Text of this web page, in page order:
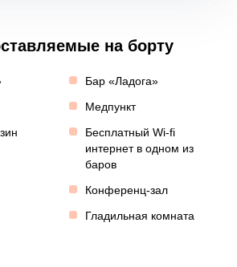
на борту
Бар «Ладога»
Медпункт
Бесплатный Wi-fi
интернет в одном из
баров
Конференц-зал
Гладильная комната